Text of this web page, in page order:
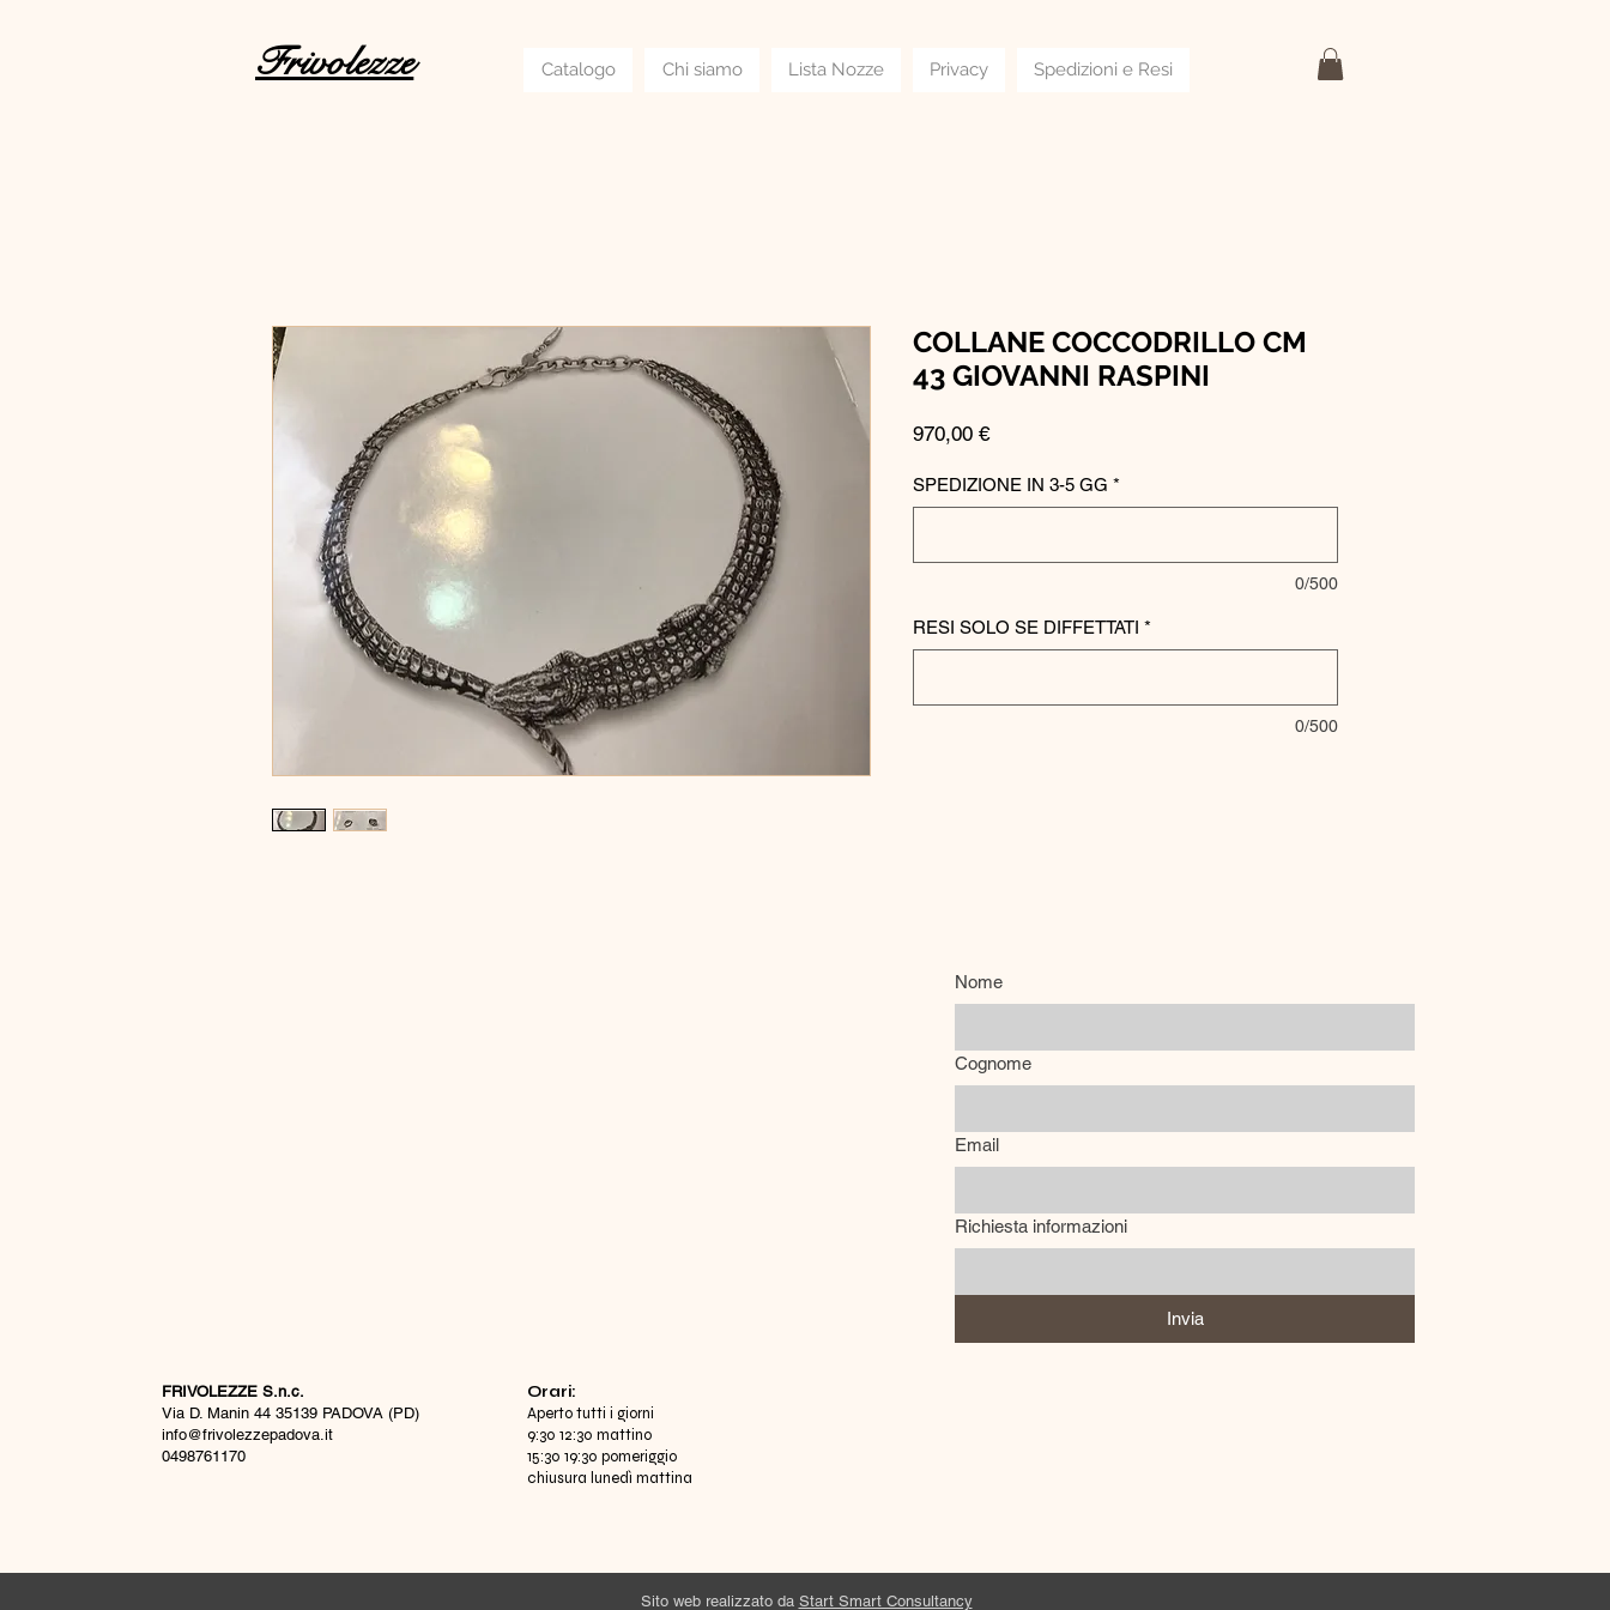
Frivolezze Catalogo Chi siamo Lista Nozze Privacy Spedizioni e Resi
COLLANE COCCODRILLO CM
43 GIOVANNI RASPINI
970,00 €Prezzo
SPEDIZIONE IN 3-5 GG *
0/500
RESI SOLO SE DIFFETTATI *
0/500
FRIVOLEZZE S.n.c.
Via D. Manin 44 35139 PADOVA (PD)
info@frivolezzepadova.it
0498761170
​Orari:
Aperto tutti i giorni
9:30 12:30 mattino
15:30 19:30 pomeriggio
chiusura lunedì mattina
Nome
Cognome
Email
Richiesta informazioni
Invia
Sito web realizzato da Start Smart Consultancy